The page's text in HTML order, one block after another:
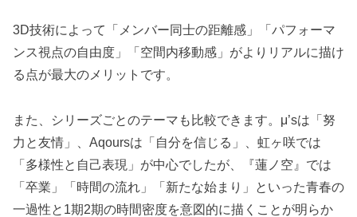
3D技術によって「メンバー同士の距離感」「パフォーマ
ンス視点の自由度」「空間内移動感」がよりリアルに描け
る点が最大のメリットです。
また、シリーズごとのテーマも比較できます。μ’sは「努
力と友情」、Aqoursは「自分を信じる」、虹ヶ咲では
「多様性と自己表現」が中心でしたが、『蓮ノ空』では
「卒業」「時間の流れ」「新たな始まり」といった青春の
一過性と1期2期の時間密度を意図的に描くことが明らか